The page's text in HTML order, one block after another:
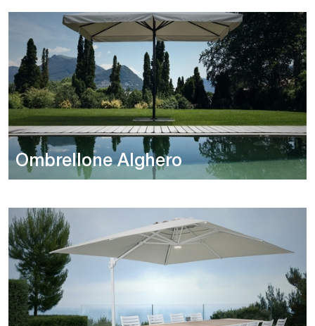
Ombrellone Alghero